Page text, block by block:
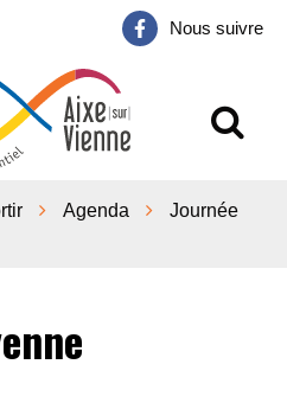
Nous suivre
Agenda
Journée